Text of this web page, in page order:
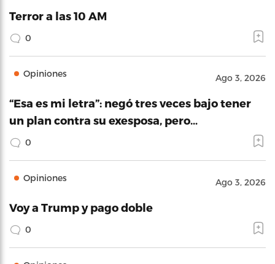
Terror a las 10 AM
0
Opiniones Ago 3, 2026
“Esa es mi letra”: negó tres veces bajo tener
un plan contra su exesposa, pero…
0
Opiniones Ago 3, 2026
Voy a Trump y pago doble
0